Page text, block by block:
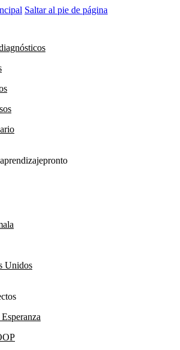
Saltar al pie de página
pronto
Unidos